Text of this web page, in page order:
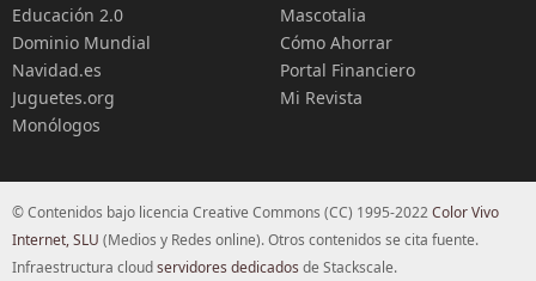
Educación 2.0
Dominio Mundial
Navidad.es
Juguetes.org
Monólogos
Mascotalia
Cómo Ahorrar
Portal Financiero
Mi Revista
© Contenidos bajo licencia Creative Commons (CC) 1995-2022Color Vivo
Internet, SLU (Medios y Redes online). Otros contenidos se cita fuente.
Infraestructura cloudservidores dedicados de Stackscale.